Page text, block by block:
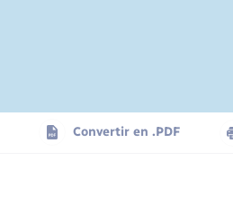
Convertir en .PDF